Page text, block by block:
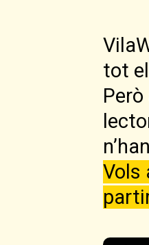
tot
Vols